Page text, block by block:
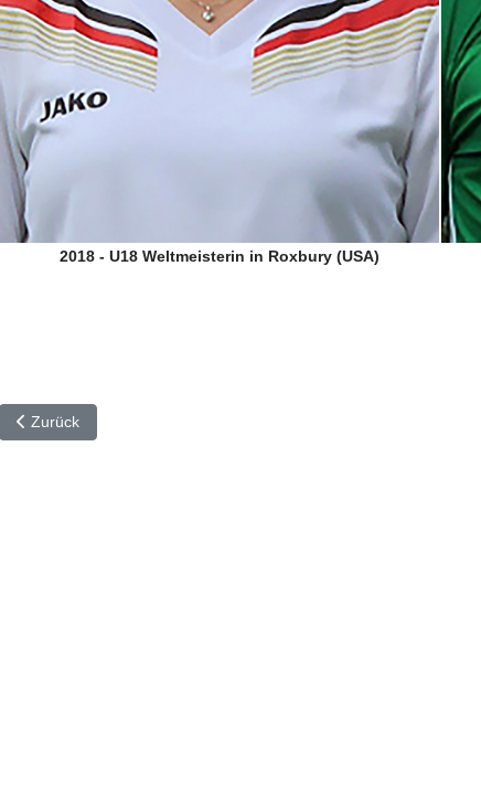
2018 - U18 Weltmeisterin in Roxbury (USA)
Vorheriger Beitrag: Platzierungen in der Frauen Bundesliga (Halle)
Zurück